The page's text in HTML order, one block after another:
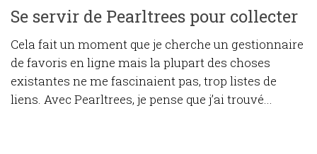
Se servir de Pearltrees pour collecter
Cela fait un moment que je cherche un gestionnaire
de favoris en ligne mais la plupart des choses
existantes ne me fascinaient pas, trop listes de
liens. Avec Pearltrees, je pense que j’ai trouvé...